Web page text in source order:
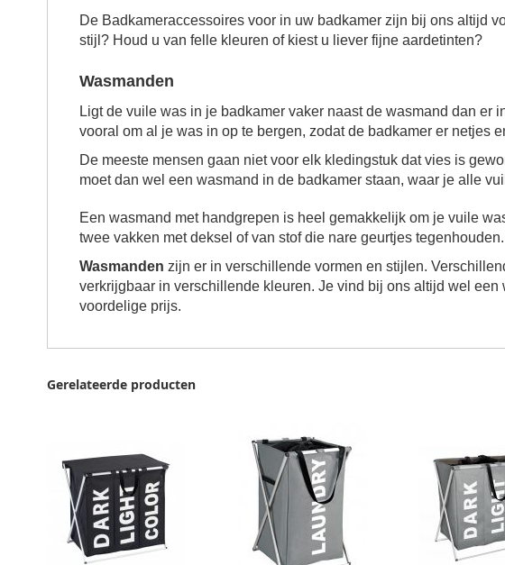
De Badkameraccessoires voor in uw badkamer zijn bij ons altijd
stijl? Houd u van felle kleuren of kiest u liever fijne aardetinten?
Wasmanden
Ligt de vuile was in je badkamer vaker naast de wasmand dan er
vooral om al je was in op te bergen, zodat de badkamer er netjes
De meeste mensen gaan niet voor elk kledingstuk dat vies is
moet dan wel een wasmand in de badkamer staan, waar je alle
Een wasmand met handgrepen is heel gemakkelijk om je vuile
twee vakken met deksel of van stof die nare geurtjes
Wasmanden zijn er in verschillende vormen en stijlen.
verkrijgbaar in verschillende kleuren. Je vind bij ons altijd wel
voordelige prijs.
Gerelateerde producten